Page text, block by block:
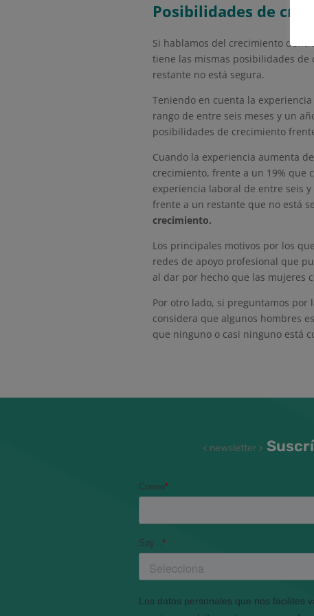
Posibilidades de
Si hablamos del crecimiento
tiene las mismas posibilidades de
restante no está segura.
Teniendo en cuenta la
rango de entre seis meses y un
posibilidades de crecimiento
Cuando la experiencia aumenta
crecimiento, frente a un 19% que
experiencia laboral de entre seis
frente a un restante que no está
crecimiento.
Los principales motivos por los
redes de apoyo profesional que
al dar por hecho que las mujeres
Por otro lado, si preguntamos por
considera que algunos hombres
que ninguno o casi ninguno está
< newsletter >